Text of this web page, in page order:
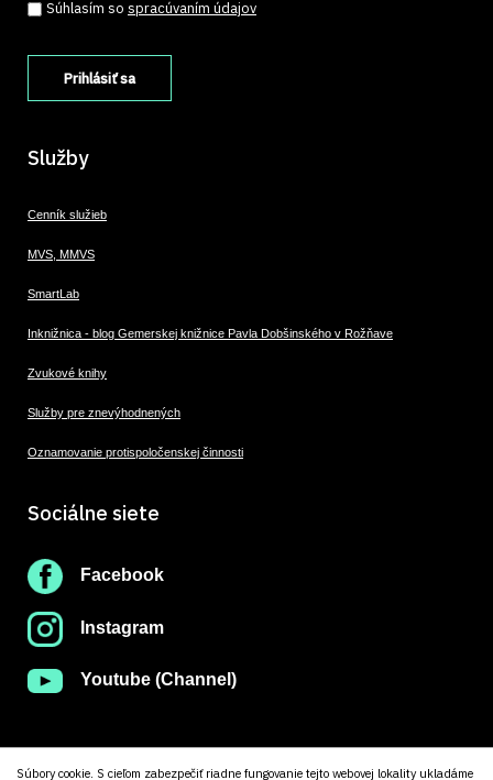
Súbory cookie. S cieľom zabezpečiť riadne fungovanie tejto webovej lokality ukladáme
Súhlasím so spracúvaním údajov*
Súhlasím so spracúvaním údajov
Služby
Cenník služieb
MVS, MMVS
SmartLab
Inknižnica - blog Gemerskej knižnice Pavla Dobšinského v Rožňave
Zvukové knihy
Služby pre znevýhodnených
Oznamovanie protispoločenskej činnosti
Sociálne siete
Facebook
Instagram
Youtube (Channel)